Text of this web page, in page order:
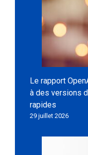
Le rapport
à des versions
rapides
29 juillet 2026